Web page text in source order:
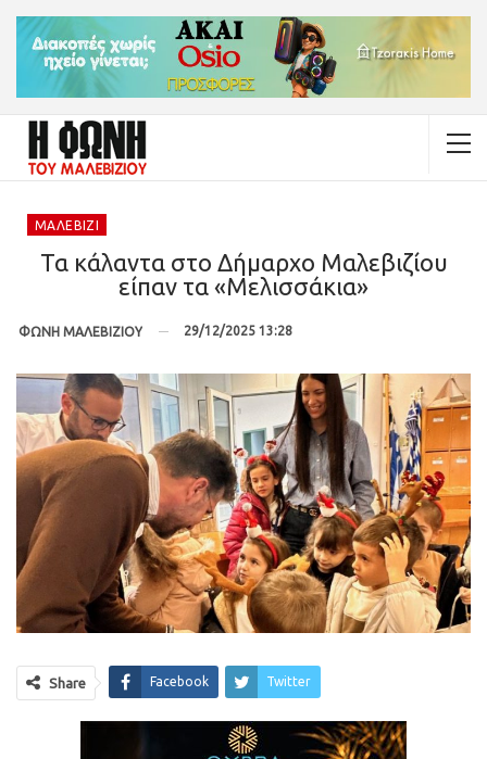
ΜΑΛΕΒΊΖΙ
Τα κάλαντα στο Δήμαρχο Μαλεβιζίου
είπαν τα «Μελισσάκια»
ΦΩΝΗ ΜΑΛΕΒΙΖΙΟΥ 29/12/2025 13:28
Share Facebook Twitter